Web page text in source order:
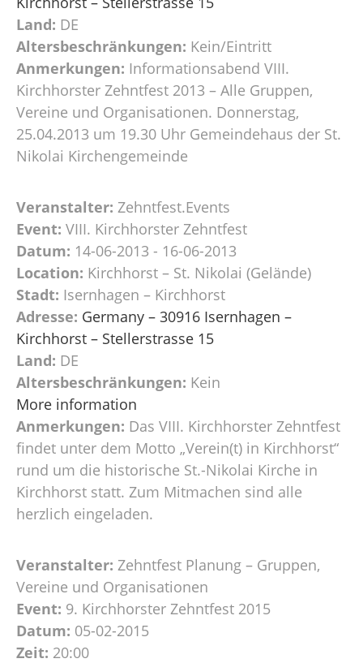
Land: DE
Altersbeschränkungen: Kein/Eintritt
Anmerkungen: Informationsabend VIII.
Kirchhorster Zehntfest 2013 – Alle Gruppen,
Vereine und Organisationen. Donnerstag,
25.04.2013 um 19.30 Uhr Gemeindehaus der St.
Nikolai Kirchengemeinde
Veranstalter: Zehntfest.Events
Event: VIII. Kirchhorster Zehntfest
Datum: 14-06-2013 - 16-06-2013
Location: Kirchhorst – St. Nikolai (Gelände)
Stadt: Isernhagen – Kirchhorst
Adresse: Germany – 30916 Isernhagen –
Kirchhorst – Stellerstrasse 15
Land: DE
Altersbeschränkungen: Kein
More information
Anmerkungen: Das VIII. Kirchhorster Zehntfest
findet unter dem Motto „Verein(t) in Kirchhorst“
rund um die historische St.-Nikolai Kirche in
Kirchhorst statt. Zum Mitmachen sind alle
herzlich eingeladen.
Veranstalter: Zehntfest Planung – Gruppen,
Vereine und Organisationen
Event: 9. Kirchhorster Zehntfest 2015
Datum: 05-02-2015
Zeit: 20:00